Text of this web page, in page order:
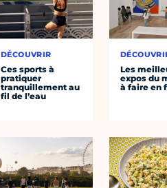
DÉCOUVRIR
Ces sports à
pratiquer
tranquillement au
fil de l’eau
Les
expos du
à faire en